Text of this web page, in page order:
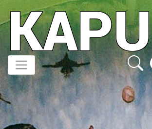
zum
Inhalt
KAPU